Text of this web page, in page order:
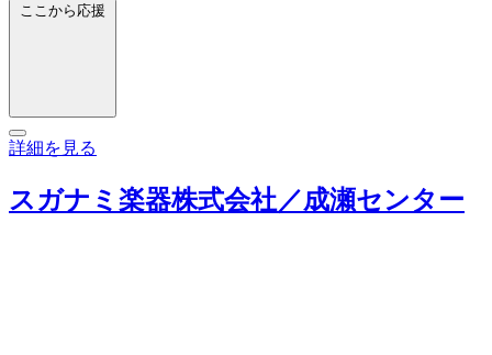
ここから応援
詳細を見る
スガナミ楽器株式会社／成瀬センター